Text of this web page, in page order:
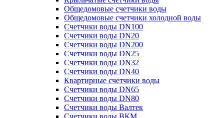
Общедомовые счетчики воды
Общедомовые счетчики холодной воды
Счетчики воды DN100
Счетчики воды DN20
Счетчики воды DN200
Счетчики воды DN25
Счетчики воды DN32
Счетчики воды DN40
Квартирные счетчики воды
Счетчики воды DN65
Счетчики воды DN80
Счетчики воды Валтек
Счетчики воды ВКМ